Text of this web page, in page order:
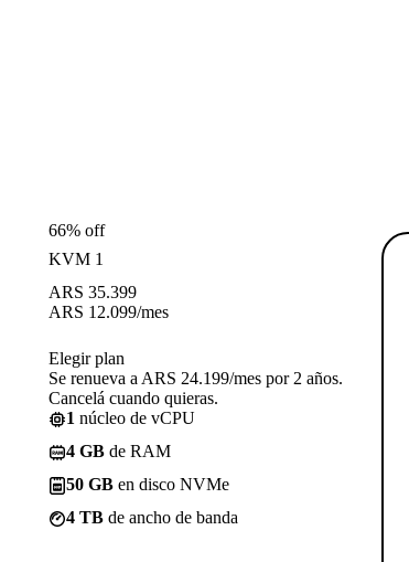
66% off
KVM 1
ARS 35.399
ARS 12.099/mes
Elegir plan
Se renueva a ARS 24.199/mes por 2 años.
Cancelá cuando quieras.
1 núcleo de vCPU
4 GB de RAM
50 GB en disco NVMe
4 TB de ancho de banda